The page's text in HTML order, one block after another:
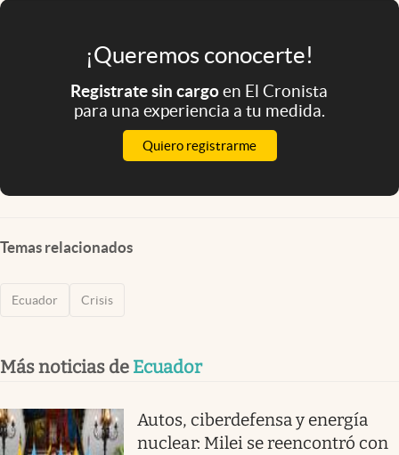
¡Queremos conocerte!
Registrate sin cargoen El Cronista
para una experiencia a tu medida.
Quiero registrarme
Temas relacionados
Ecuador Crisis
Más noticias de Ecuador
Autos, ciberdefensa y energía
nuclear: Milei se reencontró con